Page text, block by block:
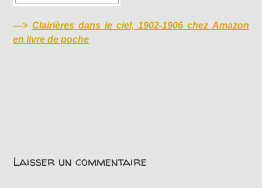
—> Clairières dans le ciel, 1902-1906 chez Amazon
en livre de poche
Laisser un commentaire